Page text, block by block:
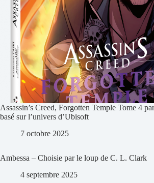
Assassin’s Creed, Forgotten Temple Tome 4
basé sur l’univers d’Ubisoft
7 octobre 2025
Ambessa – Choisie par le loup de C. L. Clark
4 septembre 2025